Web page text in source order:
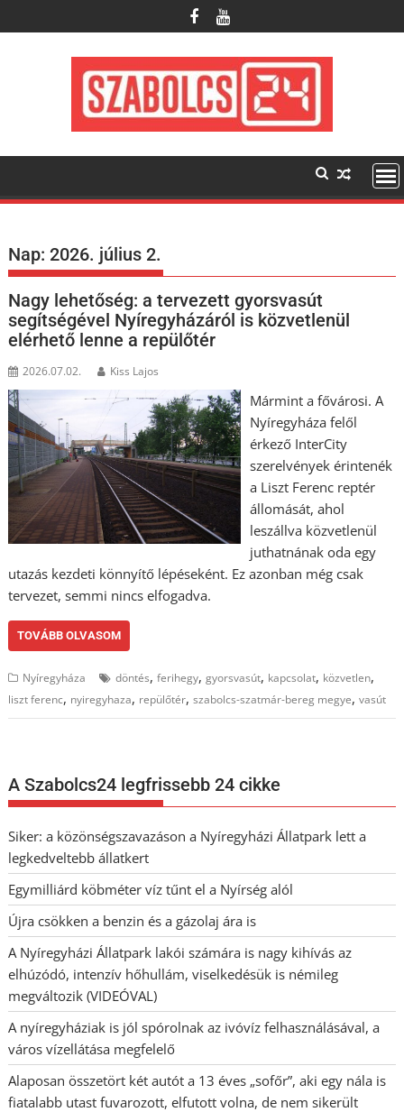
to
Nap:2026. július 2.
Nagy lehetőség: a tervezett gyorsvasút
segítségével Nyíregyházáról is közvetlenül
elérhető lenne a repülőtér
2026.07.02. Kiss Lajos
Mármint a fővárosi. A
Nyíregyháza felől
érkező InterCity
szerelvények érintenék
a Liszt Ferenc reptér
állomását, ahol
leszállva közvetlenül
juthatnának oda egy
utazás kezdeti könnyítő lépéseként. Ez azonban még csak
tervezet, semmi nincs elfogadva.
TOVÁBB OLVASOM
Nyíregyháza döntés,ferihegy,gyorsvasút, kapcsolat, közvetlen,
liszt ferenc, nyiregyhaza, repülőtér,szabolcs-szatmár-bereg megye,vasút
A Szabolcs24 legfrissebb 24 cikke
Siker: a közönségszavazáson a Nyíregyházi Állatpark lett a
legkedveltebb állatkert
Egymilliárd köbméter víz tűnt el a Nyírség alól
Újra csökken a benzin és a gázolaj ára is
A Nyíregyházi Állatpark lakói számára is nagy kihívás az
elhúzódó, intenzív hőhullám, viselkedésük is némileg
megváltozik (VIDEÓVAL)
A nyíregyháziak is jól spórolnak az ivóvíz felhasználásával, a
város vízellátása megfelelő
Alaposan összetört két autót a 13 éves „sofőr”, aki egy nála is
fiatalabb utast fuvarozott, elfutott volna, de nem sikerült